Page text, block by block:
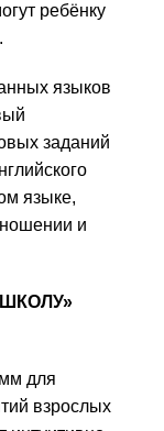
ребёнку
языков
заданий
языке,
и
ШКОЛУ»
для
взрослых